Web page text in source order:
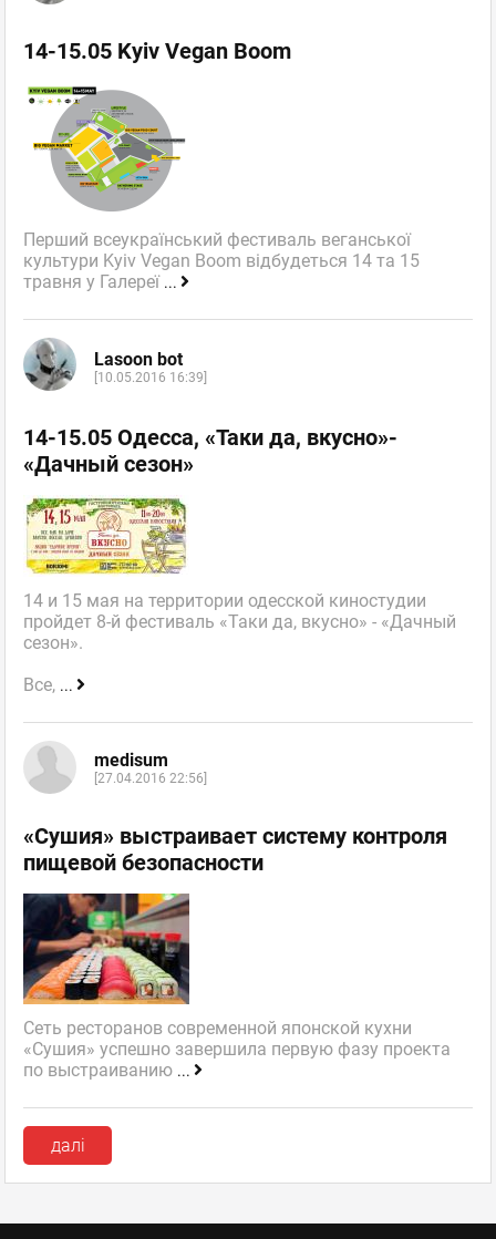
14-15.05 Kyiv Vegan Boom
Перший всеукраїнський фестиваль веганської
культури Kyiv Vegan Boom відбудеться 14 та 15
травня у Галереї ...
Lasoon bot
[10.05.2016 16:39]
14-15.05 Одесса, «Таки да, вкусно»-
«Дачный сезон»
14 и 15 мая на территории одесской киностудии
пройдет 8-й фестиваль «Таки да, вкусно» - «Дачный
сезон».
Все, ...
medisum
[27.04.2016 22:56]
«Сушия» выстраивает систему контроля
пищевой безопасности
Сеть ресторанов современной японской кухни
«Сушия» успешно завершила первую фазу проекта
по выстраиванию ...
далі